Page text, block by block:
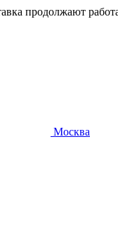
продолжают
Москва